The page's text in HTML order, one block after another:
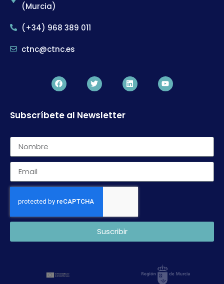
(Murcia)
(+34) 968 389 011
ctnc@ctnc.es
Subscríbete al Newsletter
Suscribir